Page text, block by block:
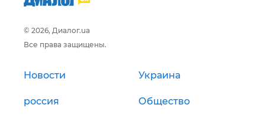
© 2026, Диалог.ua
Все права защищены.
Новости Украина
россия Общество